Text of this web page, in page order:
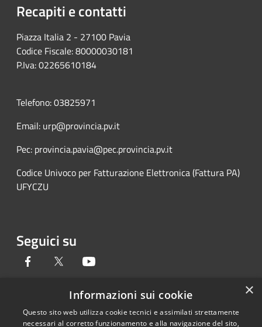
Recapiti e contatti
Piazza Italia 2 - 27100 Pavia
Codice Fiscale: 80000030181
P.Iva: 02265610184
Telefono: 03825971
Email: urp@provincia.pv.it
Pec: provincia.pavia@pec.provincia.pv.it
Codice Univoco per Fatturazione Elettronica (Fattura PA)
UFYCZU
Seguici su
Facebook Twitter
RSS
Copyright © 2026 • Provincia di
×
Informazioni sui cookie
Questo sito web utilizza cookie tecnici e assimilati strettamente
necessari al corretto funzionamento e alla navigazione del sito,